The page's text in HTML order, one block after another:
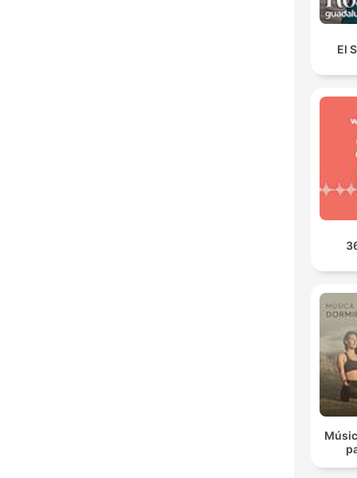
El